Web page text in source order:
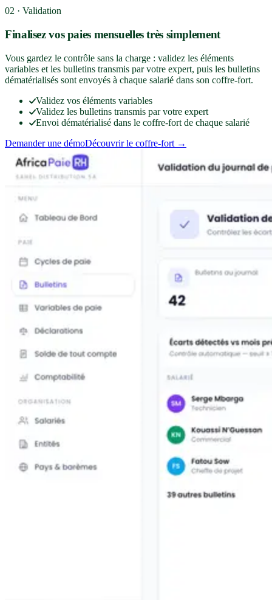
02 · Validation
Finalisez vos paies mensuelles très simplement
Vous gardez le contrôle sans la charge : validez les éléments
variables et les bulletins transmis par votre expert, puis les bulletins
dématérialisés sont envoyés à chaque salarié dans son coffre-fort.
Validez vos éléments variables
Validez les bulletins transmis par votre expert
Envoi dématérialisé dans le coffre-fort de chaque salarié
Demander une démoDécouvrir le coffre-fort →